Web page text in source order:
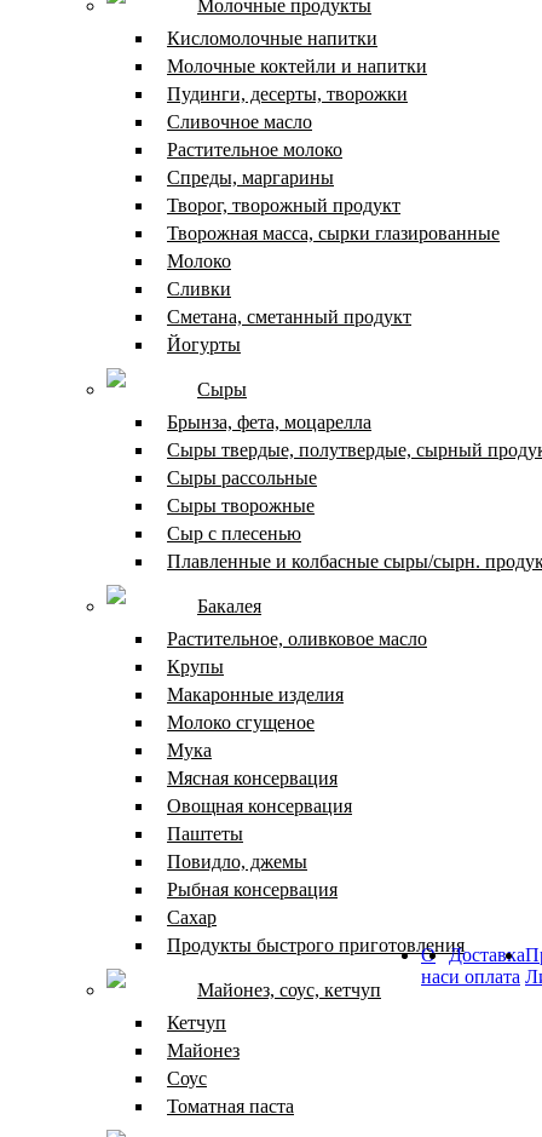
Молочные продукты
Кисломолочные напитки
Молочные коктейли и напитки
Пудинги, десерты, творожки
Сливочное масло
Растительное молоко
Спреды, маргарины
Творог, творожный продукт
Творожная масса, сырки глазированные
Молоко
Сливки
Сметана, сметанный продукт
Йогурты
Сыры
Брынза, фета, моцарелла
Сыры твердые, полутвердые, сырный
Сыры рассольные
Сыры творожные
Сыр с плесенью
Плавленные и колбасные сыры/сырн.
Бакалея
Растительное, оливковое масло
Крупы
Макаронные изделия
Молоко сгущеное
Мука
Мясная консервация
Овощная консервация
Паштеты
Повидло, джемы
Рыбная консервация
Сахар
Продукты быстрого приготовления
Майонез, соус, кетчуп
Кетчуп
Майонез
Соус
Томатная паста
О
нас
Доставка
и оплата